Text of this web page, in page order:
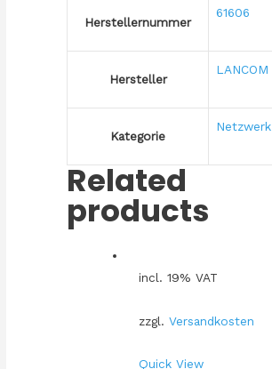
Herstellernummer
61606
Hersteller
LANCOM
Kategorie
Netzwerk
Related
products
incl. 19% VAT
zzgl. Versandkosten
Quick View